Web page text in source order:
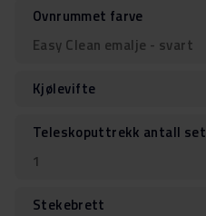
Ovnrummet farve
Easy Clean emalje - svart
Kjølevifte
Teleskoputtrekk antall
1
Stekebrett